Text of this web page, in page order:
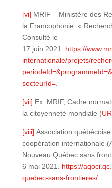
[vi] MRIF – Ministère des
la Francophonie. «
Consulté le
17 juin 2021. https://
internationale/projets/
secteurId=.
[vii] Ex. MRIF, Cadre
la citoyenneté mondiale (
[viii] Association
coopération internationale
Nouveau Québec sans
6 mai 2021. https://
quebec-sans-frontieres/.